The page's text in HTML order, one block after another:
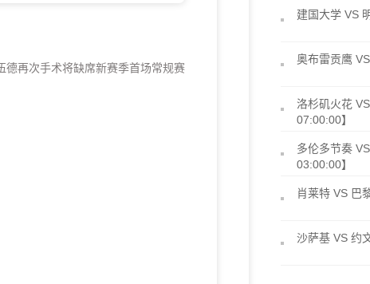
德再次手术将缺席新赛季首场常规赛
建国大学 VS
奥布雷贡鹰
洛杉矶火花
07:00:00】
多伦多节奏
03:00:00】
肖莱特 VS 巴
沙萨基 VS 约